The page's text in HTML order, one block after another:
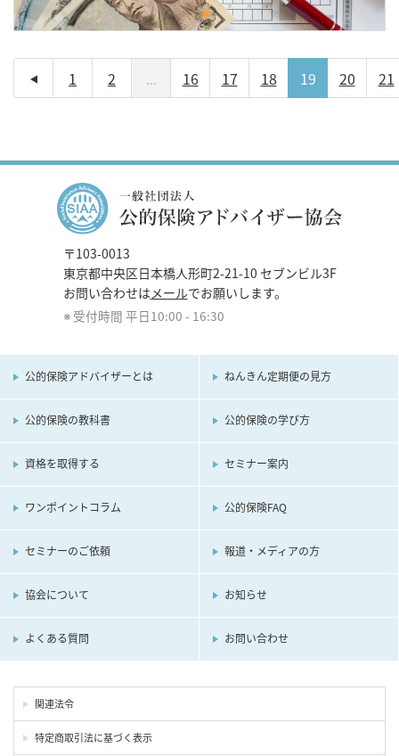
前へ 1 2 ... 16 17 18 19 20 21
〒103-0013
東京都中央区日本橋人形町2-21-10 セブンビル3F
お問い合わせは メールでお願いします。
受付時間 平日10:00 - 16:30
公的保険アドバイザーとは ねんきん定期便の見方
公的保険の教科書 公的保険の学び方
資格を取得する セミナー案内
ワンポイントコラム 公的保険FAQ
セミナーのご依頼 報道・メディアの方
協会について お知らせ
よくある質問 お問い合わせ
関連法令
特定商取引法に基づく表示